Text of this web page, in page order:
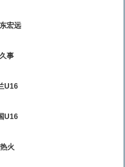
宏远
事
U16
U16
火